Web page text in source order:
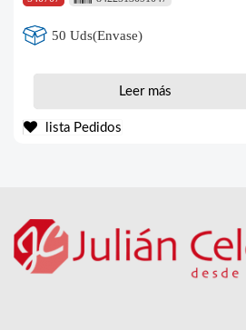
50 Uds(Envase)
Leer más
lista Pedidos